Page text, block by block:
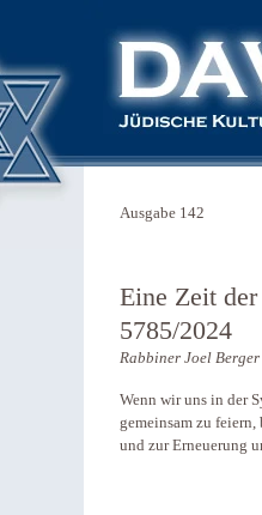
Ausgabe 142
Eine Zeit
5785/2024
Rabbiner Joel Berger
Wenn wir uns in der
gemeinsam zu
und zur Erneuerung